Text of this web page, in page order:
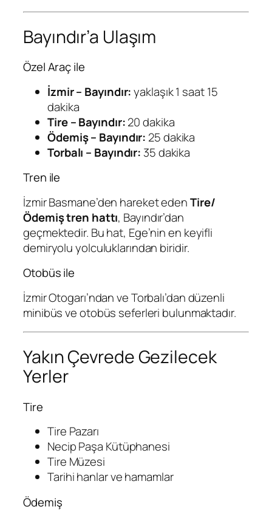
Bayındır’a Ulaşım
Özel Araç ile
İzmir – Bayındır:yaklaşık 1 saat 15
dakika
Tire – Bayındır:20 dakika
Ödemiş – Bayındır: 25 dakika
Torbalı – Bayındır: 35 dakika
Tren ile
İzmir Basmane’den hareket edenTire/
Ödemiş tren hattı, Bayındır’dan
geçmektedir. Bu hat, Ege’nin en keyifli
demiryolu yolculuklarından biridir.
Otobüs ile
İzmir Otogarı’ndan ve Torbalı’dan düzenli
minibüs ve otobüs seferleri bulunmaktadır.
Yakın Çevrede Gezilecek
Yerler
Tire
Tire Pazarı
Necip Paşa Kütüphanesi
Tire Müzesi
Tarihi hanlar ve hamamlar
Ödemiş